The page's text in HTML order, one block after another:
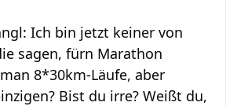
Ich bin jetzt keiner von
sagen, fürn Marathon
8*30km-Läufe, aber
Bist du irre? Weißt du,